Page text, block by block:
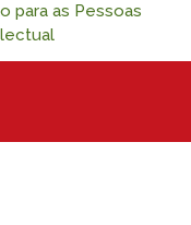
para as Pessoas